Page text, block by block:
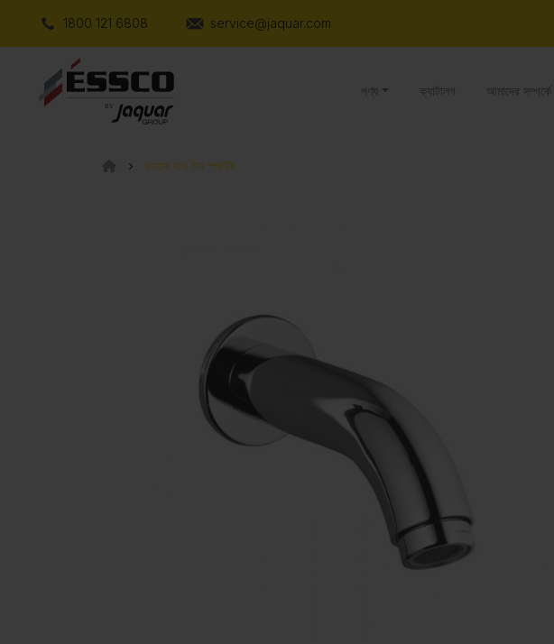
1800 121 6808 service@jaquar.com
পণ্য ক্যাটালগ আমাদের সম্পর্কে
কসমো বাথ টাব স্পাউট